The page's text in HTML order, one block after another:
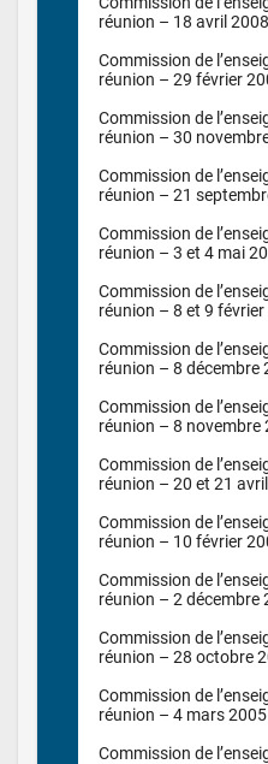
réunion – 18 avril 2008
Commission de
réunion – 29 février
Commission de
réunion – 30
Commission de
réunion – 21
Commission de
réunion – 3 et 4 mai
Commission de
réunion – 8 et 9
Commission de
réunion – 8 décembre
Commission de
réunion – 8 novembre
Commission de
réunion – 20 et 21
Commission de
réunion – 10 février
Commission de
réunion – 2 décembre
Commission de
réunion – 28 octobre
Commission de
réunion – 4 mars 2005
Commission de